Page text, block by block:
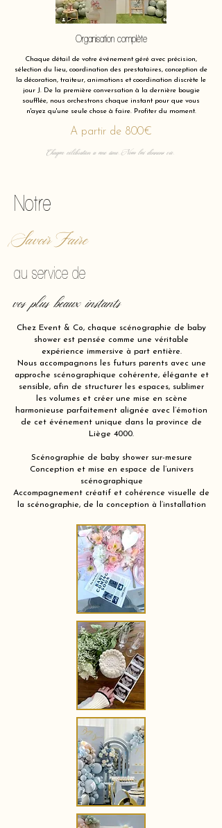
Organisation complète
Chaque détail de votre événement géré avec précision,
sélection du lieu, coordination des prestataires, conception de
la décoration, traiteur, animations et coordination discrète le
jour J. De la première conversation à la dernière bougie
soufflée, nous orchestrons chaque instant pour que vous
n'ayez qu'une seule chose à faire. Profiter du moment.
A partir de 800€
Chaque célébration a une âme. Nous lui donnons vie.
Notre
Savoir Faire
au service de
vos plus beaux instants
Chez Event & Co, chaque scénographie de baby
shower est pensée comme une véritable
expérience immersive à part entière.
Nous accompagnons les futurs parents avec une
approche scénographique cohérente, élégante et
sensible, afin de structurer les espaces, sublimer
les volumes et créer une mise en scène
harmonieuse parfaitement alignée avec l’émotion
de cet événement unique dans la province de
Liège 4000.
Scénographie de baby shower sur-mesure
Conception et mise en espace de l’univers
scénographique
Accompagnement créatif et cohérence visuelle de
la scénographie, de la conception à l’installation